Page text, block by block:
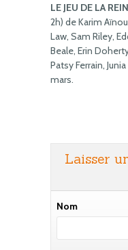
LE JEU DE LA
2h) de Karim
Law, Sam Riley,
Beale, Erin
Patsy Ferrain,
mars.
Laisser
Nom